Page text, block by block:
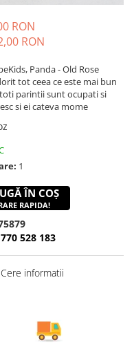
RON
RON
Panda - Old Rose
tot ceea ce este mai bun
parintii sunt ocupati si
si ei cateva mome
1
ÎN COȘ
RAPIDA!
528 183
informatii